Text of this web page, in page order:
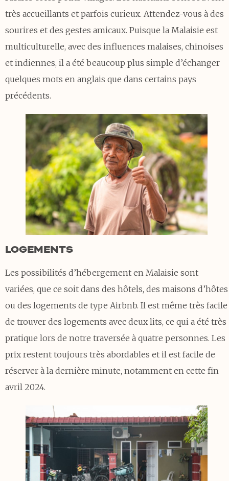
très accueillants et parfois curieux. Attendez-vous à des
sourires et des gestes amicaux. Puisque la Malaisie est
multiculturelle, avec des influences malaises, chinoises
et indiennes, il a été beaucoup plus simple d’échanger
quelques mots en anglais que dans certains pays
précédents.
LOGEMENTS
Les possibilités d’hébergement en Malaisie sont
variées, que ce soit dans des hôtels, des maisons d’hôtes
ou des logements de type Airbnb. Il est même très facile
de trouver des logements avec deux lits, ce qui a été très
pratique lors de notre traversée à quatre personnes. Les
prix restent toujours très abordables et il est facile de
réserver à la dernière minute, notamment en cette fin
avril 2024.